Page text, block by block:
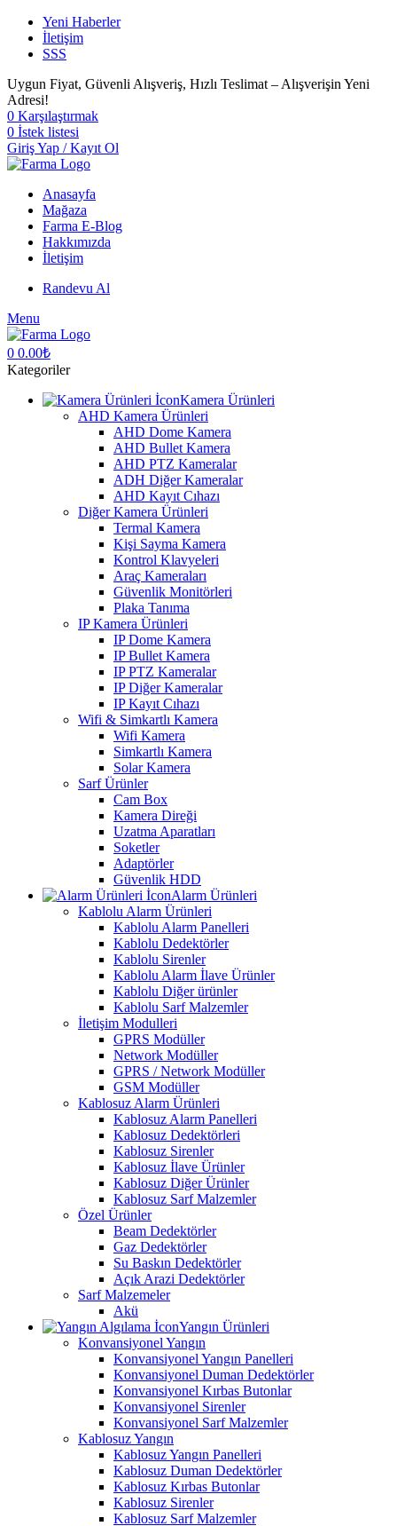
Yeni Haberler
İletişim
SSS
Uygun Fiyat, Güvenli Alışveriş, Hızlı Teslimat – Alışverişin Yeni
Adresi!
0 Karşılaştırmak
0 İstek listesi
Giriş Yap / Kayıt Ol
Anasayfa
Mağaza
Farma E-Blog
Hakkımızda
İletişim
Randevu Al
Menu
0 0.00₺
Kategoriler
Kamera Ürünleri
AHD Kamera Ürünleri
AHD Dome Kamera
AHD Bullet Kamera
AHD PTZ Kameralar
ADH Diğer Kameralar
AHD Kayıt Cıhazı
Diğer Kamera Ürünleri
Termal Kamera
Kişi Sayma Kamera
Kontrol Klavyeleri
Araç Kameraları
Güvenlik Monitörleri
Plaka Tanıma
IP Kamera Ürünleri
IP Dome Kamera
IP Bullet Kamera
IP PTZ Kameralar
IP Diğer Kameralar
IP Kayıt Cıhazı
Wifi & Simkartlı Kamera
Wifi Kamera
Simkartlı Kamera
Solar Kamera
Sarf Ürünler
Cam Box
Kamera Direği
Uzatma Aparatları
Soketler
Adaptörler
Güvenlik HDD
Alarm Ürünleri
Kablolu Alarm Ürünleri
Kablolu Alarm Panelleri
Kablolu Dedektörler
Kablolu Sirenler
Kablolu Alarm İlave Ürünler
Kablolu Diğer ürünler
Kablolu Sarf Malzemler
İletişim Modulleri
GPRS Modüller
Network Modüller
GPRS / Network Modüller
GSM Modüller
Kablosuz Alarm Ürünleri
Kablosuz Alarm Panelleri
Kablosuz Dedektörleri
Kablosuz Sirenler
Kablosuz İlave Ürünler
Kablosuz Diğer Ürünler
Kablosuz Sarf Malzemler
Özel Ürünler
Beam Dedektörler
Gaz Dedektörler
Su Baskın Dedektörler
Açık Arazi Dedektörler
Sarf Malzemeler
Akü
Yangın Ürünleri
Konvansiyonel Yangın
Konvansiyonel Yangın Panelleri
Konvansiyonel Duman Dedektörler
Konvansiyonel Kırbas Butonlar
Konvansiyonel Sirenler
Konvansiyonel Sarf Malzemler
Kablosuz Yangın
Kablosuz Yangın Panelleri
Kablosuz Duman Dedektörler
Kablosuz Kırbas Butonlar
Kablosuz Sirenler
Kablosuz Sarf Malzemler